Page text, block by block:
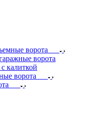
ворота
ворота
калиткой
ворота